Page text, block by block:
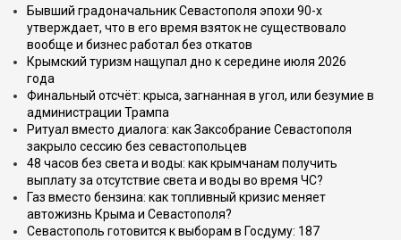
Бывший градоначальник Севастополя эпохи 90-х
утверждает, что в его время взяток не существовало
вообще и бизнес работал без откатов
Крымский туризм нащупал дно к середине июля 2026
года
Финальный отсчёт: крыса, загнанная в угол, или безумие в
администрации Трампа
Ритуал вместо диалога: как Заксобрание Севастополя
закрыло сессию без севастопольцев
48 часов без света и воды: как крымчанам получить
выплату за отсутствие света и воды во время ЧС?
Газ вместо бензина: как топливный кризис меняет
автожизнь Крыма и Севастополя?
Севастополь готовится к выборам в Госдуму: 187